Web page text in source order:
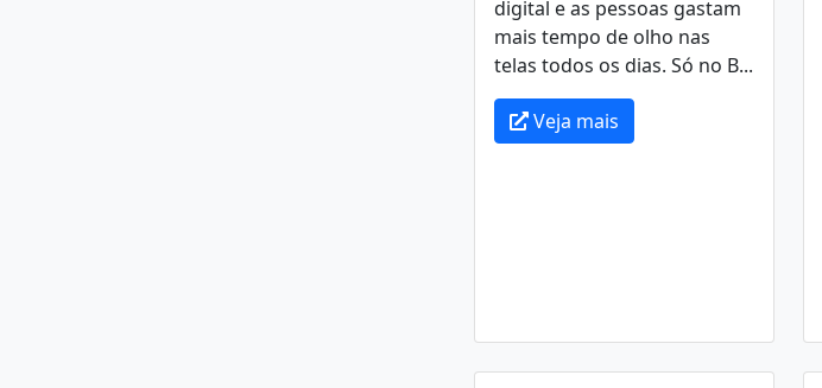
digital e as pessoas gastam
mais tempo de olho nas
telas todos os dias. Só no B...
Veja mais